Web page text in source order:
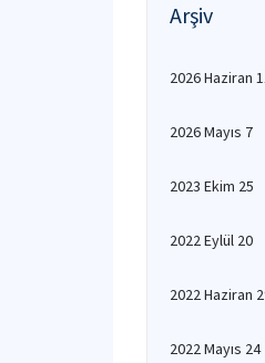
Arşiv
2026 Haziran
2026 Mayıs 7
2023 Ekim 25
2022 Eylül 20
2022 Haziran
2022 Mayıs 24